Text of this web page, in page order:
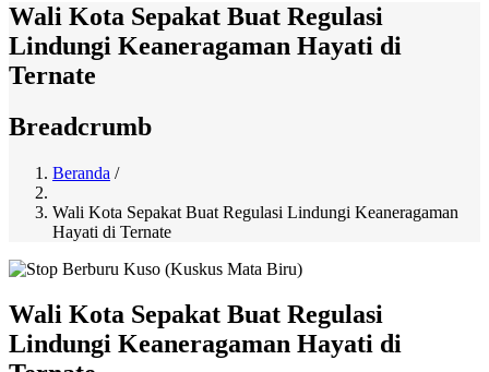
Wali Kota Sepakat Buat Regulasi
Lindungi Keaneragaman Hayati di
Ternate
Breadcrumb
Beranda /
Wali Kota Sepakat Buat Regulasi Lindungi Keaneragaman
Hayati di Ternate
Wali Kota Sepakat Buat Regulasi
Lindungi Keaneragaman Hayati di